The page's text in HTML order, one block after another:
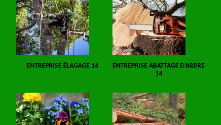
ENTREPRISE ÉLAGAGE 14
ENTREPRISE ABATTAGE D'ARBRE
14